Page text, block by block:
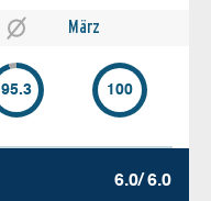
März
95.3 100
6.0/ 6.0